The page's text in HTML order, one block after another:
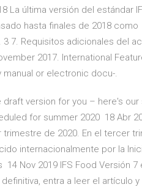
La última versión del estándar
hasta finales de 2018
3 7. Requisitos adicionales del
2017. International
or electronic docu-.
draft version for you – here's
for summer 2020 18 Abr
trimestre de 2020. En el tercer
internacionalmente por la
Nov 2019 IFS Food Versión
entra a leer el artículo